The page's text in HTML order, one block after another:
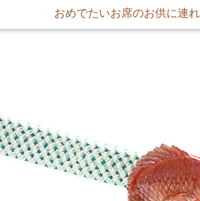
おめでたいお席のお供に連